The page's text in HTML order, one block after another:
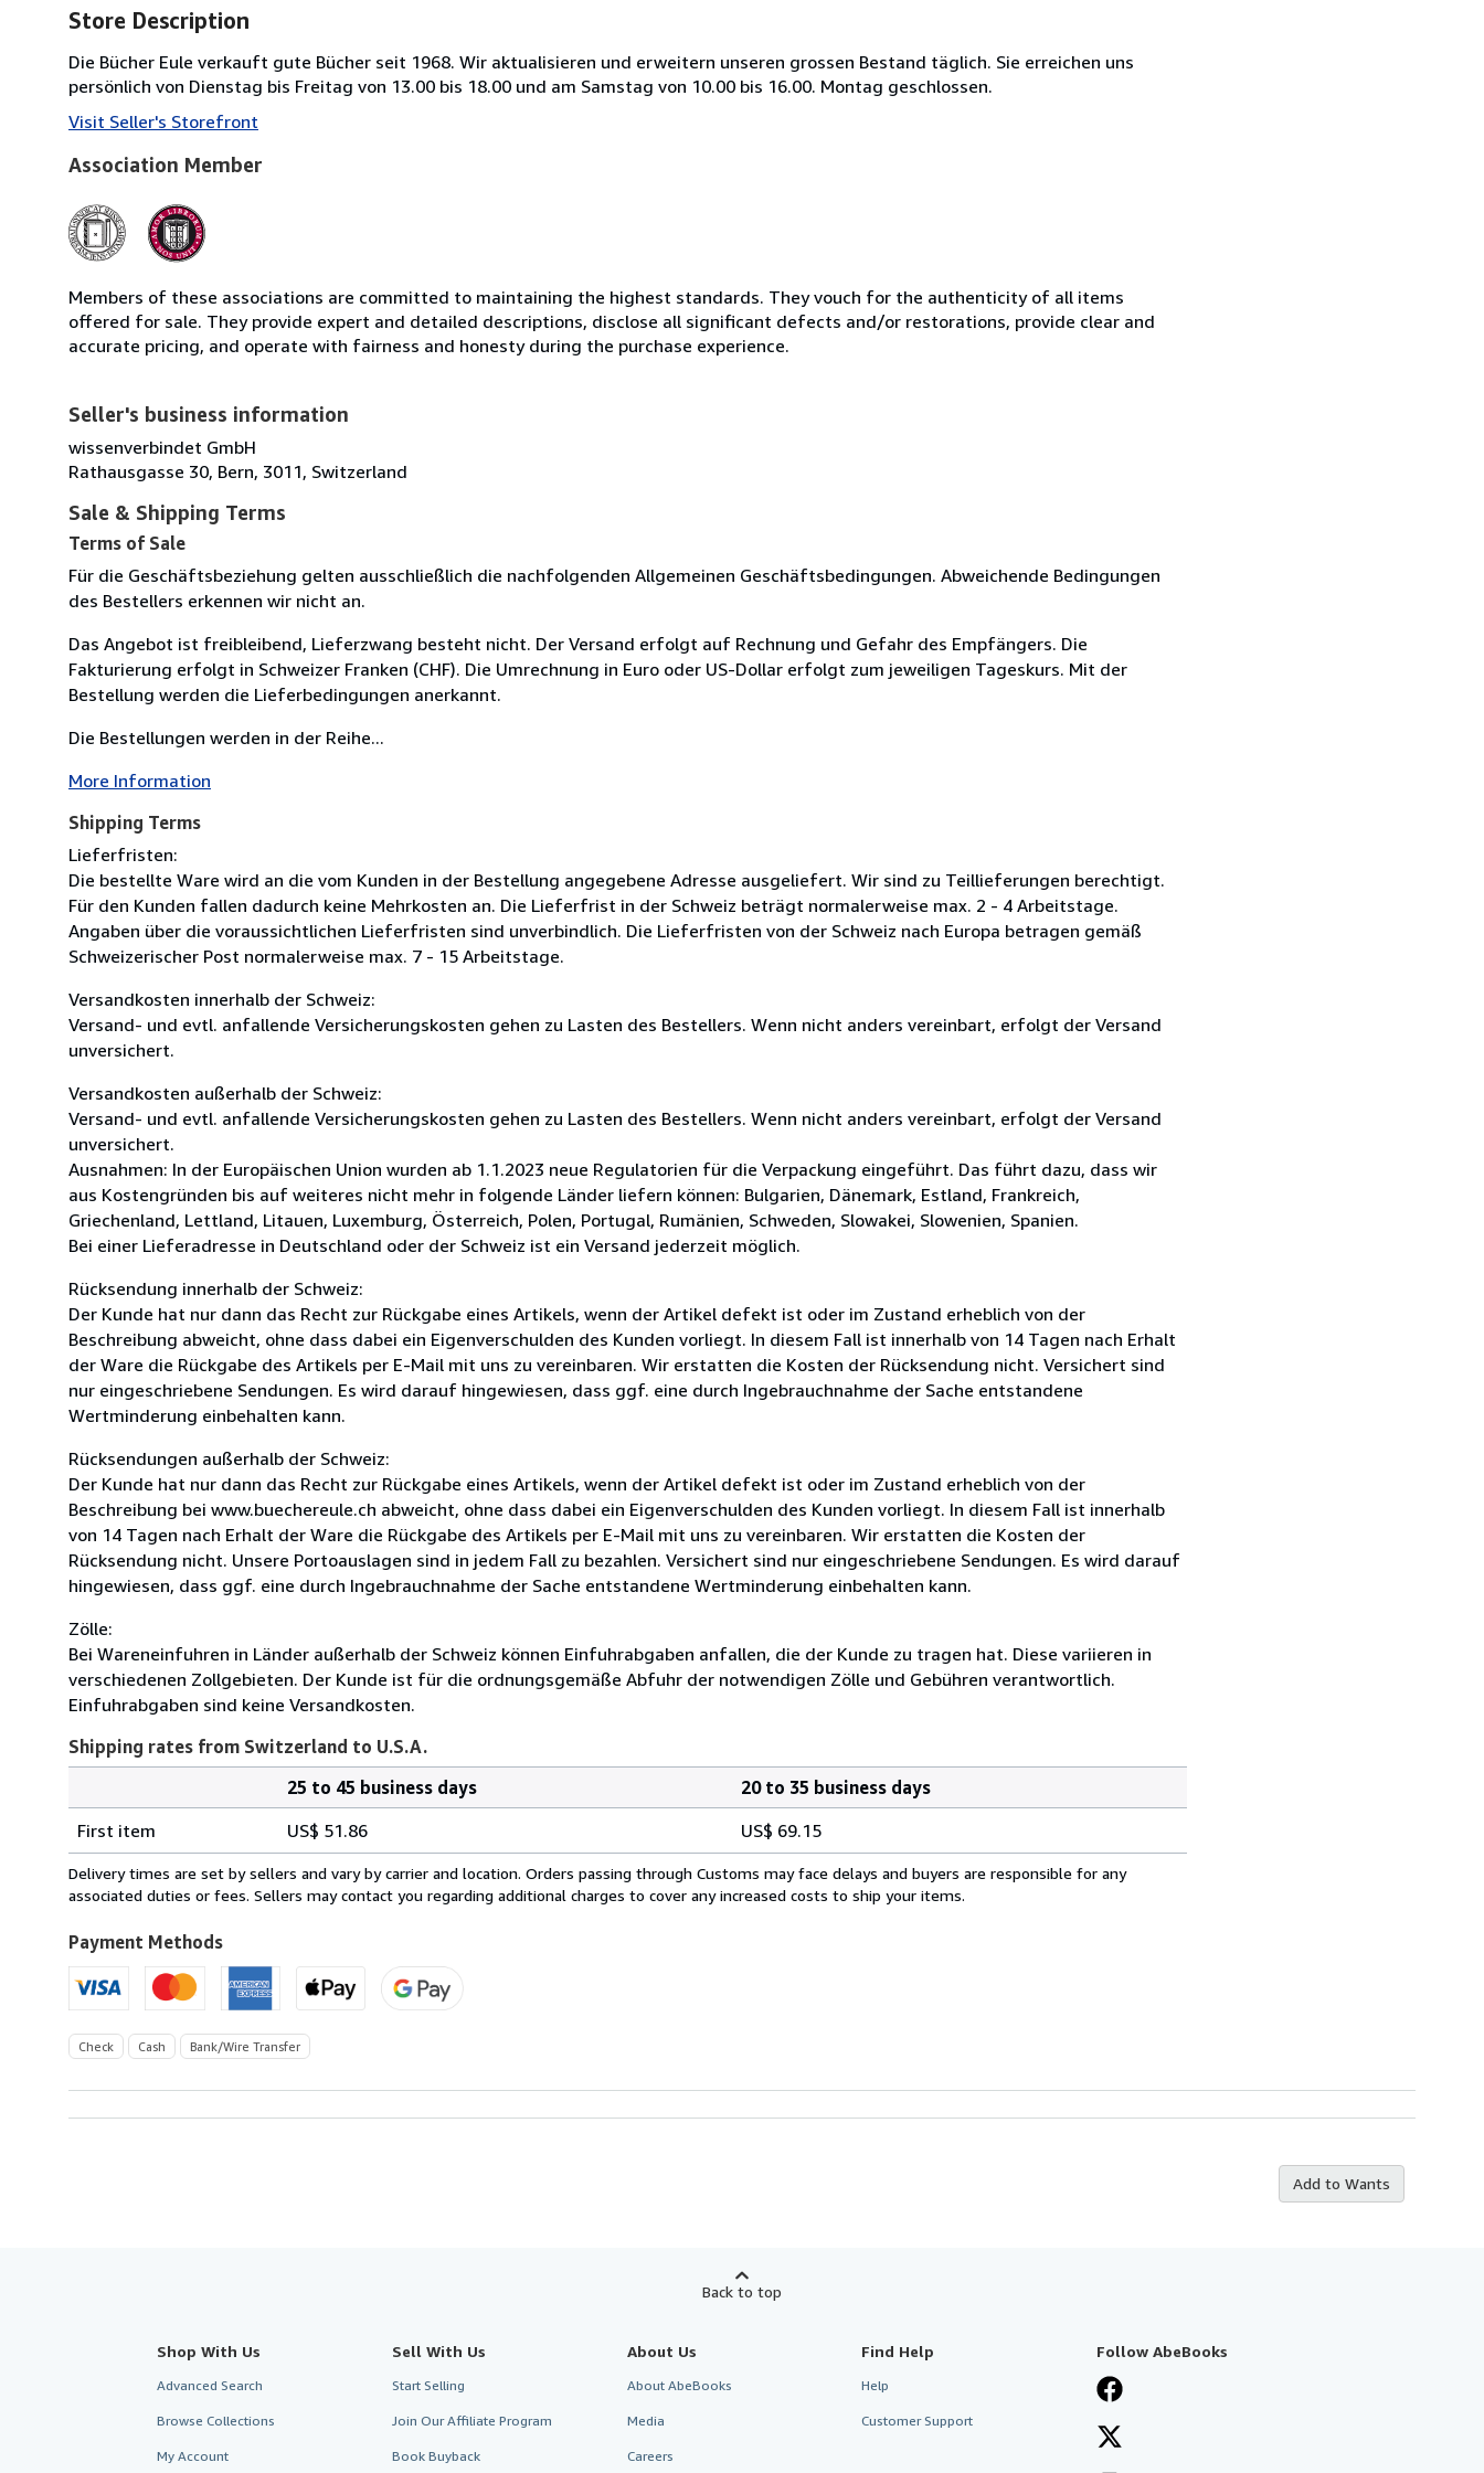
Store Description
Die Bücher Eule verkauft gute Bücher seit 1968. Wir aktualisieren und erweitern unseren grossen Bestand täglich. Sie erreichen uns
persönlich von Dienstag bis Freitag von 13.00 bis 18.00 und am Samstag von 10.00 bis 16.00. Montag geschlossen.
Visit Seller's Storefront
Association Member
Members of these associations are committed to maintaining the highest standards. They vouch for the authenticity of all items
offered for sale. They provide expert and detailed descriptions, disclose all significant defects and/or restorations, provide clear and
accurate pricing, and operate with fairness and honesty during the purchase experience.
Seller's business information
wissenverbindet GmbH
Rathausgasse 30, Bern, 3011, Switzerland
Sale & Shipping Terms
Terms of Sale
Für die Geschäftsbeziehung gelten ausschließlich die nachfolgenden Allgemeinen Geschäftsbedingungen. Abweichende Bedingungen
des Bestellers erkennen wir nicht an.
Das Angebot ist freibleibend, Lieferzwang besteht nicht. Der Versand erfolgt auf Rechnung und Gefahr des Empfängers. Die
Fakturierung erfolgt in Schweizer Franken (CHF). Die Umrechnung in Euro oder US-Dollar erfolgt zum jeweiligen Tageskurs. Mit der
Bestellung werden die Lieferbedingungen anerkannt.
Die Bestellungen werden in der Reihe...
More Information
Shipping Terms
Lieferfristen:
Die bestellte Ware wird an die vom Kunden in der Bestellung angegebene Adresse ausgeliefert. Wir sind zu Teillieferungen berechtigt.
Für den Kunden fallen dadurch keine Mehrkosten an. Die Lieferfrist in der Schweiz beträgt normalerweise max. 2 - 4 Arbeitstage.
Angaben über die voraussichtlichen Lieferfristen sind unverbindlich. Die Lieferfristen von der Schweiz nach Europa betragen gemäß
Schweizerischer Post normalerweise max. 7 - 15 Arbeitstage.
Versandkosten innerhalb der Schweiz:
Versand- und evtl. anfallende Versicherungskosten gehen zu Lasten des Bestellers. Wenn nicht anders vereinbart, erfolgt der Versand
unversichert.
Versandkosten außerhalb der Schweiz:
Versand- und evtl. anfallende Versicherungskosten gehen zu Lasten des Bestellers. Wenn nicht anders vereinbart, erfolgt der Versand
unversichert.
Ausnahmen: In der Europäischen Union wurden ab 1.1.2023 neue Regulatorien für die Verpackung eingeführt. Das führt dazu, dass wir
aus Kostengründen bis auf weiteres nicht mehr in folgende Länder liefern können: Bulgarien, Dänemark, Estland, Frankreich,
Griechenland, Lettland, Litauen, Luxemburg, Österreich, Polen, Portugal, Rumänien, Schweden, Slowakei, Slowenien, Spanien.
Bei einer Lieferadresse in Deutschland oder der Schweiz ist ein Versand jederzeit möglich.
Rücksendung innerhalb der Schweiz:
Der Kunde hat nur dann das Recht zur Rückgabe eines Artikels, wenn der Artikel defekt ist oder im Zustand erheblich von der
Beschreibung abweicht, ohne dass dabei ein Eigenverschulden des Kunden vorliegt. In diesem Fall ist innerhalb von 14 Tagen nach Erhalt
der Ware die Rückgabe des Artikels per E-Mail mit uns zu vereinbaren. Wir erstatten die Kosten der Rücksendung nicht. Versichert sind
nur eingeschriebene Sendungen. Es wird darauf hingewiesen, dass ggf. eine durch Ingebrauchnahme der Sache entstandene
Wertminderung einbehalten kann.
Rücksendungen außerhalb der Schweiz:
Der Kunde hat nur dann das Recht zur Rückgabe eines Artikels, wenn der Artikel defekt ist oder im Zustand erheblich von der
Beschreibung bei www.buechereule.ch abweicht, ohne dass dabei ein Eigenverschulden des Kunden vorliegt. In diesem Fall ist innerhalb
von 14 Tagen nach Erhalt der Ware die Rückgabe des Artikels per E-Mail mit uns zu vereinbaren. Wir erstatten die Kosten der
Rücksendung nicht. Unsere Portoauslagen sind in jedem Fall zu bezahlen. Versichert sind nur eingeschriebene Sendungen. Es wird darauf
hingewiesen, dass ggf. eine durch Ingebrauchnahme der Sache entstandene Wertminderung einbehalten kann.
Zölle:
Bei Wareneinfuhren in Länder außerhalb der Schweiz können Einfuhrabgaben anfallen, die der Kunde zu tragen hat. Diese variieren in
verschiedenen Zollgebieten. Der Kunde ist für die ordnungsgemäße Abfuhr der notwendigen Zölle und Gebühren verantwortlich.
Einfuhrabgaben sind keine Versandkosten.
Shipping rates from Switzerland to U.S.A.
rates
from
Switzerland
U.S.A.
25 to 45 business days
20 to 35 business days
First item
US$ 51.86 US$ 69.15
Delivery times are set by sellers and vary by carrier and location. Orders passing through Customs may face delays and buyers are responsible for any
associated duties or fees. Sellers may contact you regarding additional charges to cover any increased costs to ship your items.
Payment Methods
Check Cash Bank/Wire Transfer
Add to Wants
Back to top
Shop With Us
Advanced Search
Browse Collections
My Account
Sell With Us
Start Selling
Join Our Affiliate Program
Book Buyback
About Us
About AbeBooks
Media
Careers
Find Help
Help
Customer Support
Follow AbeBooks